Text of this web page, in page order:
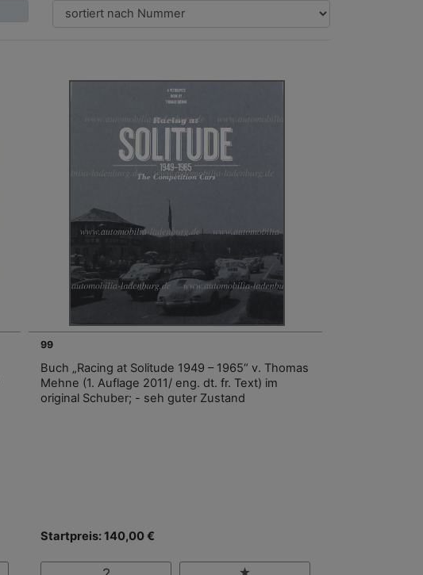
99
Buch „Racing at Solitude 1949 – 1965“ v. Thomas
Mehne (1. Auflage 2011/ eng. dt. fr. Text) im
original Schuber; - seh guter Zustand
Startpreis: 140,00 €